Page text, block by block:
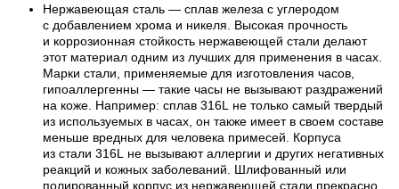
Нержавеющая сталь — сплав железа с углеродом
с добавлением хрома и никеля. Высокая прочность
и коррозионная стойкость нержавеющей стали делают
этот материал одним из лучших для применения в часах.
Марки стали, применяемые для изготовления часов,
гипоаллергенны — такие часы не вызывают раздражений
на коже. Например: сплав 316L не только самый твердый
из используемых в часах, он также имеет в своем составе
меньше вредных для человека примесей. Корпуса
из стали 316L не вызывают аллергии и других негативных
реакций и кожных заболеваний. Шлифованный или
полированный корпус из нержавеющей стали прекрасно